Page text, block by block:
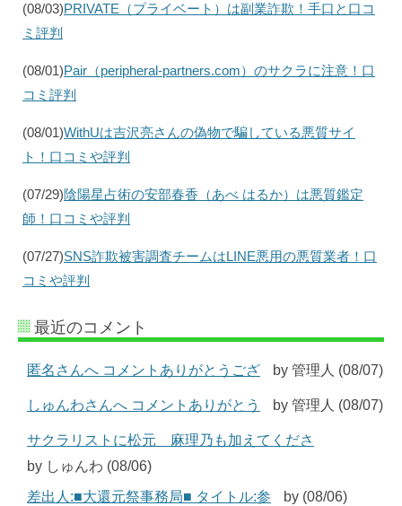
(08/03)PRIVATE（プライベート）は副業詐欺！手口と口コ
ミ評判
(08/01)Pair（peripheral-partners.com）のサクラに注意！口
コミ評判
(08/01)WithUは吉沢亮さんの偽物で騙している悪質サイ
ト！口コミや評判
(07/29)陰陽星占術の安部春香（あべ はるか）は悪質鑑定
師！口コミや評判
(07/27)SNS詐欺被害調査チームはLINE悪用の悪質業者！口
コミや評判
最近のコメント
匿名さんへ コメントありがとうござ by 管理人 (08/07)
しゅんわさんへ コメントありがとう by 管理人 (08/07)
サクラリストに松元 麻理乃も加えてくださ
by しゅんわ (08/06)
差出人:■大還元祭事務局■ タイトル:参
by (08/06)